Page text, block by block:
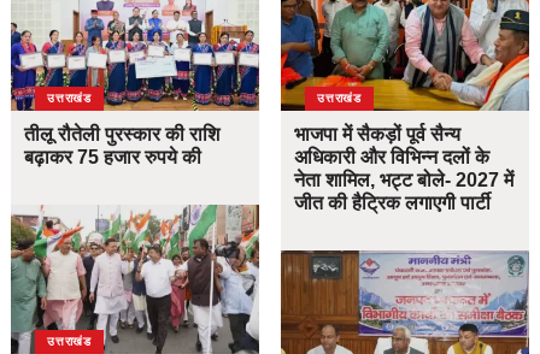
उत्तराखंड
तीलू रौतेली पुरस्कार की राशि
बढ़ाकर 75 हजार रुपये की
उत्तराखंड
उत्तराखंड
भाजपा में सैकड़ों पूर्व सैन्य
अधिकारी और विभिन्न दलों के
नेता शामिल, भट्ट बोले- 2027 में
जीत की हैट्रिक लगाएगी पार्टी